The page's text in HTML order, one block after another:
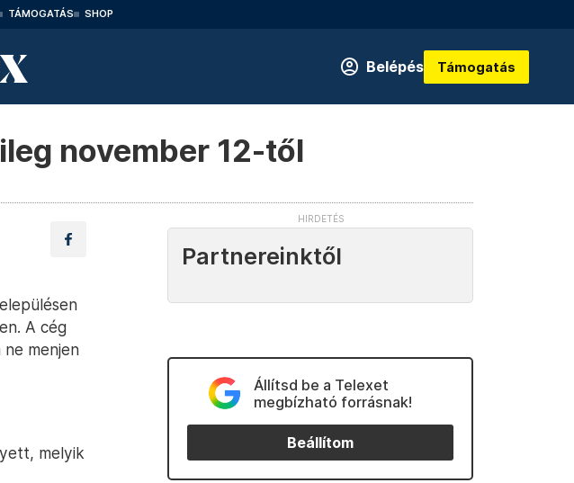
TÁMOGATÁS SHOP
Belépés Támogatás
november 12-től
A cég
menjen
melyik
Partnereinktől
Állítsd be a Telexet
megbízható forrásnak!
Beállítom